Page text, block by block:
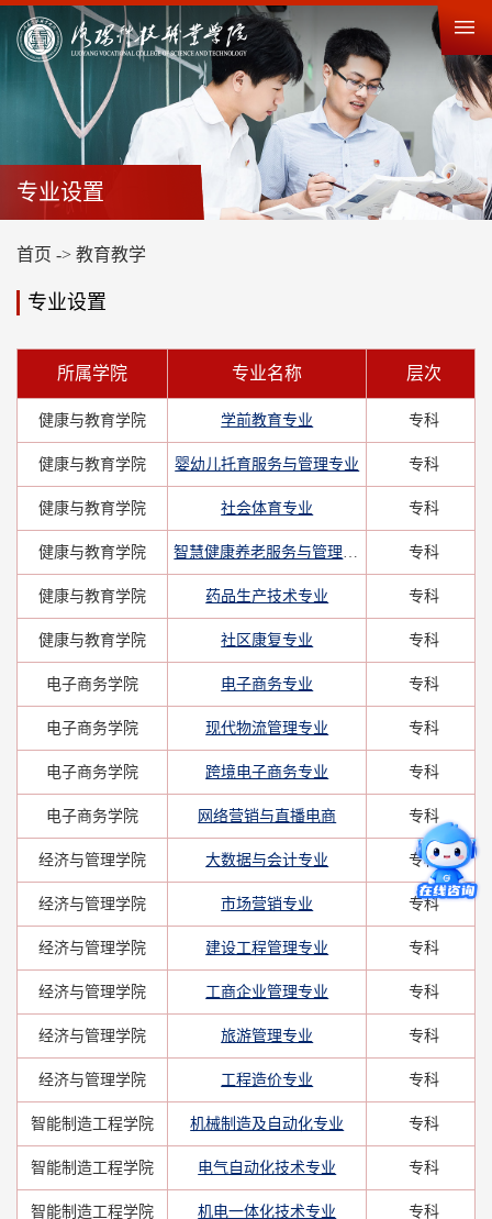
专业设置
首页 -> 教育教学
专业设置
所属学院 专业名称 层次
健康与教育学院 学前教育专业 专科
健康与教育学院 婴幼儿托育服务与管理专业 专科
健康与教育学院 社会体育专业 专科
健康与教育学院 智慧健康养老服务与管理专业 专科
健康与教育学院 药品生产技术专业 专科
健康与教育学院 社区康复专业 专科
电子商务学院 电子商务专业 专科
电子商务学院 现代物流管理专业 专科
电子商务学院 跨境电子商务专业 专科
电子商务学院 网络营销与直播电商 专科
经济与管理学院 大数据与会计专业 专科
经济与管理学院 市场营销专业 专科
经济与管理学院 建设工程管理专业 专科
经济与管理学院 工商企业管理专业 专科
经济与管理学院 旅游管理专业 专科
经济与管理学院 工程造价专业 专科
智能制造工程学院 机械制造及自动化专业 专科
智能制造工程学院 电气自动化技术专业 专科
智能制造工程学院 机电一体化技术专业 专科